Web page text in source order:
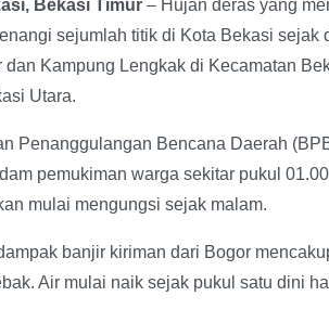
Bekasi Timur– Hujan deras yang
sejumlah titik di Kota Bekasi
dan Kampung Lengkak di Kecamatan
Utara.
Penanggulangan Bencana Daerah
pemukiman warga sekitar pukul
mulai mengungsi sejak malam.
banjir kiriman dari Bogor
Air mulai naik sejak pukul satu dini